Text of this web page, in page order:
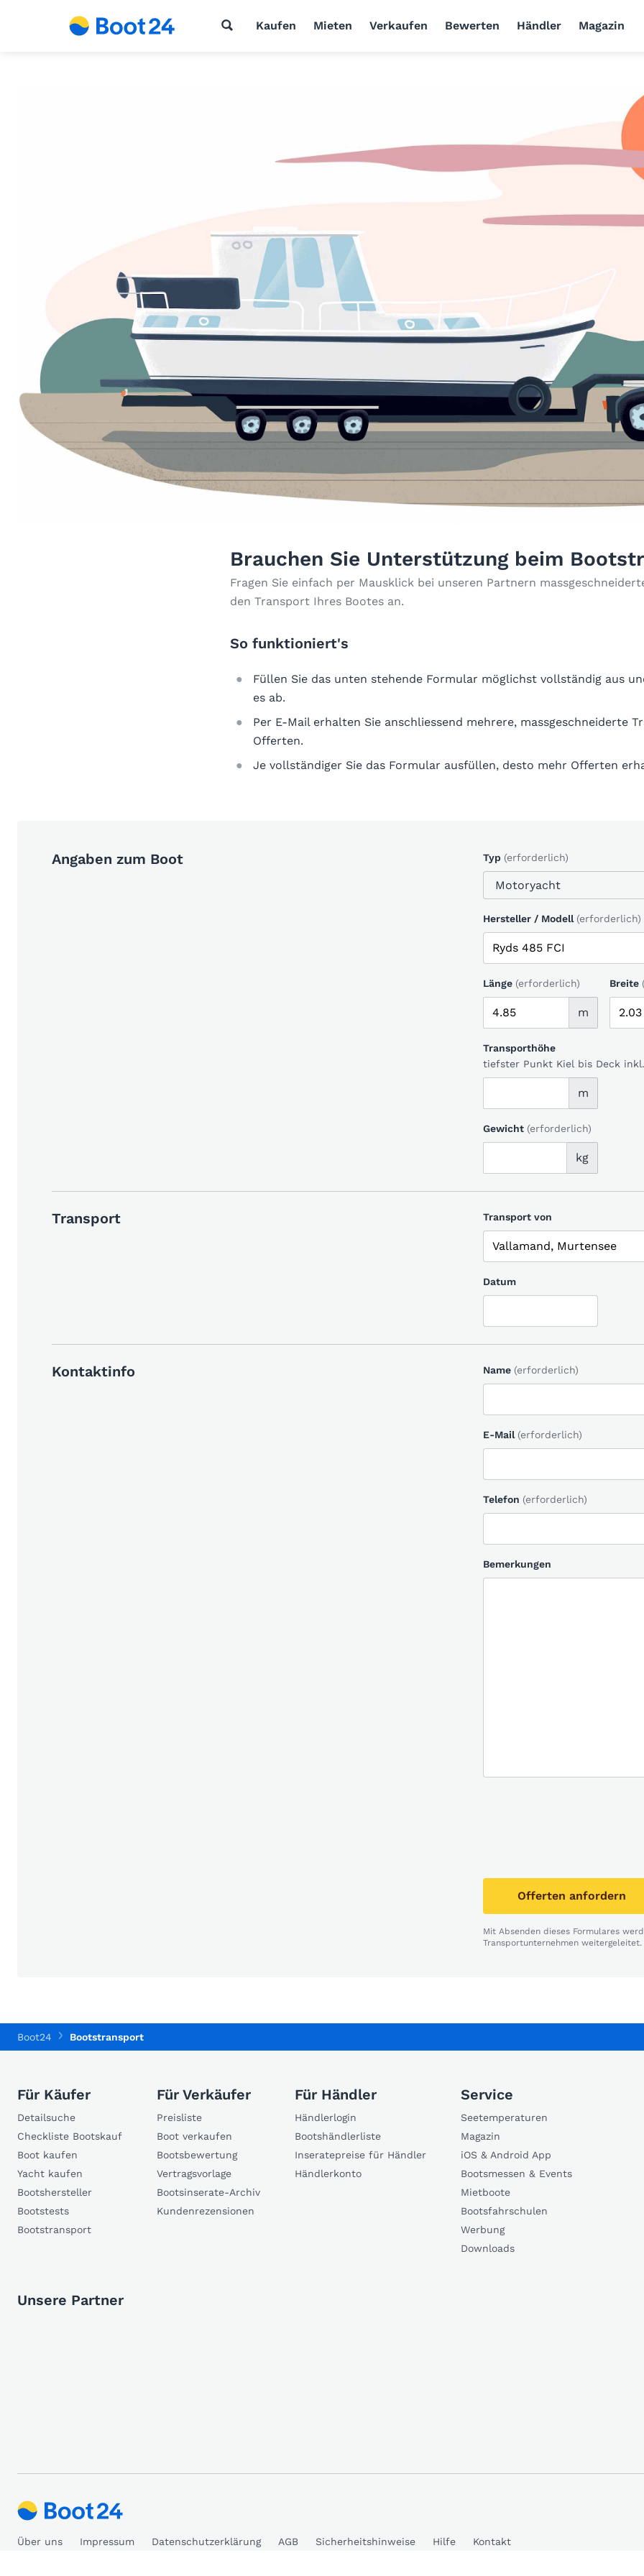
Kaufen Mieten Verkaufen Bewerten Händler Magazin
Brauchen Sie Unterstützung beim
Fragen Sie einfach per Mausklick bei unseren Partnern
den Transport Ihres Bootes an.
So funktioniert's
Füllen Sie das unten stehende Formular möglichst vollständig aus
es ab.
Per E-Mail erhalten Sie anschliessend mehrere, massgeschneiderte
Offerten.
Je vollständiger Sie das Formular ausfüllen, desto mehr Offerten
Angaben zum Boot Typ (erforderlich)
Hersteller / Modell (erforderlich)
Länge (erforderlich)
m
Breite
Transporthöhe
tiefster Punkt Kiel bis Deck
m
Gewicht (erforderlich)
kg
Transport Transport von
Datum
Kontaktinfo Name (erforderlich)
E-Mail (erforderlich)
Telefon (erforderlich)
Bemerkungen
Offerten anfordern
Mit Absenden dieses Formulares
Transportunternehmen weitergeleitet.
Boot24 Bootstransport
Für Käufer
Detailsuche
Checkliste Bootskauf
Boot kaufen
Yacht kaufen
Bootshersteller
Bootstests
Bootstransport
Für Verkäufer
Preisliste
Boot verkaufen
Bootsbewertung
Vertragsvorlage
Bootsinserate-Archiv
Kundenrezensionen
Für Händler
Händlerlogin
Bootshändlerliste
Inseratepreise für Händler
Händlerkonto
Service
Seetemperaturen
Magazin
iOS & Android App
Bootsmessen & Events
Mietboote
Bootsfahrschulen
Werbung
Downloads
Unsere Partner
Über uns Impressum Datenschutzerklärung AGB Sicherheitshinweise Hilfe Kontakt